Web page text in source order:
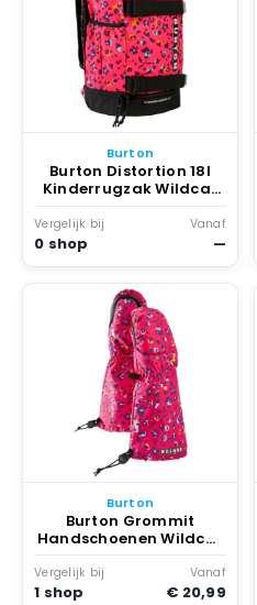
Burton
Burton Distortion 18l
Kinderrugzak Wildcat
Floral
Vergelijk bij
0 shop
Vanaf
—
Burton
Burton Grommit
Handschoenen Wildcat
Floral
Vergelijk bij
1 shop
Vanaf
€ 20,99